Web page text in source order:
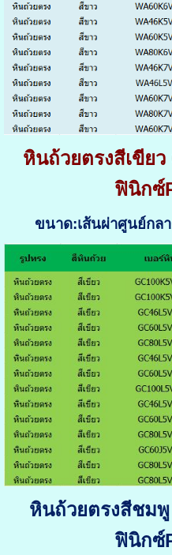
หินถ้วยตรงสีเขีย
ฟินิกซ์
ขนาด:เส้นผ่าศูนย์กล
หินถ้วยตรงสีชมพู
ฟินิกซ์